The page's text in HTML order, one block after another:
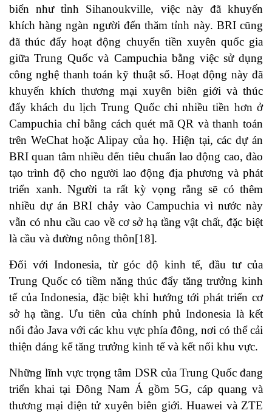
biển như tỉnh Sihanoukville, việc này đã khuyến
khích hàng ngàn người đến thăm tỉnh này. BRI cũng
đã thúc đẩy hoạt động chuyển tiền xuyên quốc gia
giữa Trung Quốc và Campuchia bằng việc sử dụng
công nghệ thanh toán kỹ thuật số. Hoạt động này đã
khuyến khích thương mại xuyên biên giới và thúc
đẩy khách du lịch Trung Quốc chi nhiều tiền hơn ở
Campuchia chỉ bằng cách quét mã QR và thanh toán
trên WeChat hoặc Alipay của họ. Hiện tại, các dự án
BRI quan tâm nhiều đến tiêu chuẩn lao động cao, đào
tạo trình độ cho người lao động địa phương và phát
triển xanh. Người ta rất kỳ vọng rằng sẽ có thêm
nhiều dự án BRI chảy vào Campuchia vì nước này
vẫn có nhu cầu cao về cơ sở hạ tầng vật chất, đặc biệt
là cầu và đường nông thôn[18].
Đối với Indonesia, từ góc độ kinh tế, đầu tư của
Trung Quốc có tiềm năng thúc đẩy tăng trưởng kinh
tế của Indonesia, đặc biệt khi hướng tới phát triển cơ
sở hạ tầng. Ưu tiên của chính phủ Indonesia là kết
nối đảo Java với các khu vực phía đông, nơi có thể cải
thiện đáng kể tăng trưởng kinh tế và kết nối khu vực.
Những lĩnh vực trọng tâm DSR của Trung Quốc đang
triển khai tại Đông Nam Á gồm 5G, cáp quang và
thương mại điện tử xuyên biên giới. Huawei và ZTE